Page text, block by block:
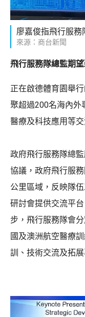
廖嘉俊指飛行服
來源：商台新聞
飛行服務隊總監期
正在啟德體育園舉
聚超過200名海內外
醫療及科技應用等
政府飛行服務隊總
協議，政府飛行服
公里區域，反映隊
研討會提供交流平
步，飛行服務隊會
國及澳洲航空醫療
訓、技術交流及拓展